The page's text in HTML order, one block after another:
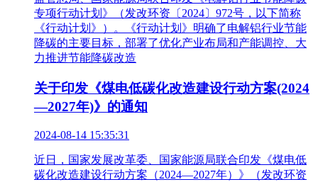
专项行动计划》（发改环资〔2024〕972号，以下简称
《行动计划》）。《行动计划》明确了电解铝行业节能
降碳的主要目标，部署了优化产业布局和产能调控、大
力推进节能降碳改造
关于印发《煤电低碳化改造建设行动方案(2024
—2027年)》的通知
2024-08-14 15:35:31
近日，国家发展改革委、国家能源局联合印发《煤电低
碳化改造建设行动方案（2024—2027年）》（发改环资